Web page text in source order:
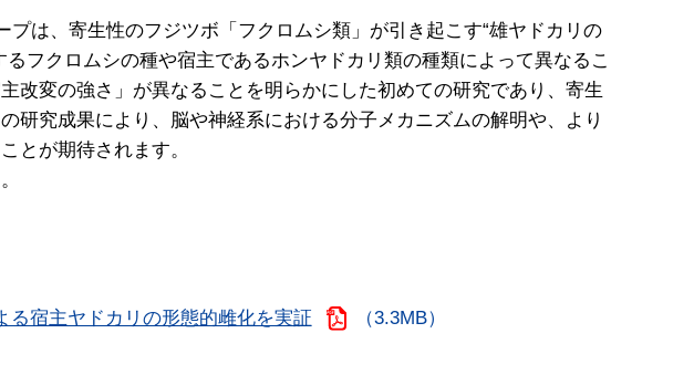
は、寄生性のフジツボ「フクロムシ類」が引き起こす“雄ヤドカリの
フクロムシの種や宿主であるホンヤドカリ類の種類によって異なるこ
改変の強さ」が異なることを明らかにした初めての研究であり、寄生
究成果により、脳や神経系における分子メカニズムの解明や、より
とが期待されます。
る宿主ヤドカリの形態的雌化を実証 （3.3MB）